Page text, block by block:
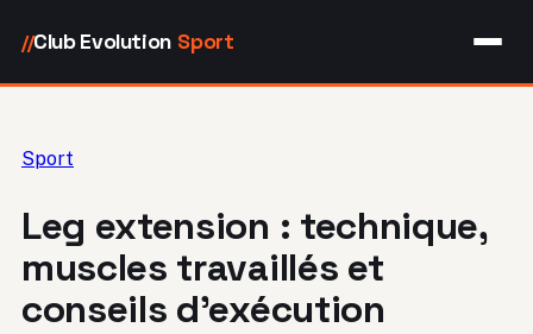
//Club Evolution Sport
Sport
Leg extension : technique,
muscles travaillés et
conseils d’exécution